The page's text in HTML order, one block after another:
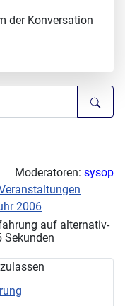
der Konversation
Moderatoren: sysop
2006
Sekunden
auf alternativ-